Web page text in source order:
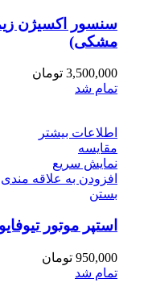
مشکی)
3,500,000 تومان
تمام شد
اطلاعات بیشتر
مقایسه
نمایش سریع
افزودن به علاقه مندی
بستن
استپر موتور تیوفایو TU5 کروز
950,000 تومان
تمام شد